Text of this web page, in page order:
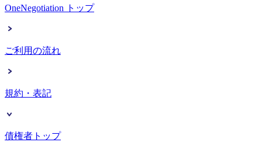
OneNegotiation トップ
ご利用の流れ
規約・表記
債権者トップ